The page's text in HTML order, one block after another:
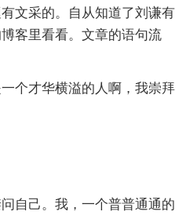
文采的。自从知道了刘谦有
客里看看。文章的语句流
个才华横溢的人啊，我崇拜
自己。我，一个普普通通的